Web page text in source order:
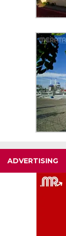
ADVERTISING